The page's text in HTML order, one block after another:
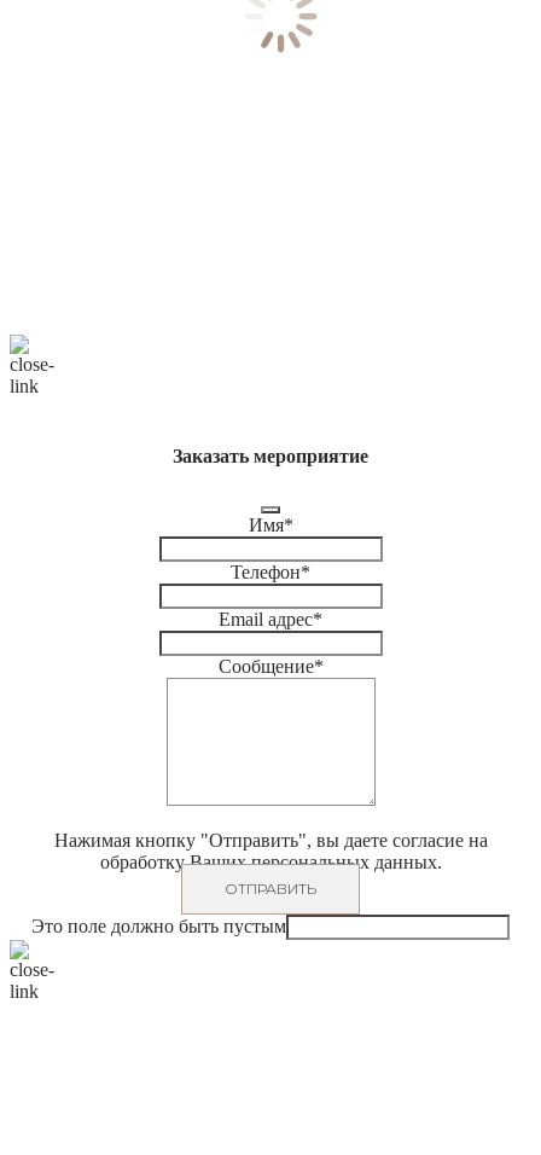
Заказать мероприятие
Имя*
Телефон*
Email адрес*
Сообщение*
Нажимая кнопку "Отправить", вы даете согласие на
обработку Ваших персональных данных.
ОТПРАВИТЬ
Это поле должно быть пустым